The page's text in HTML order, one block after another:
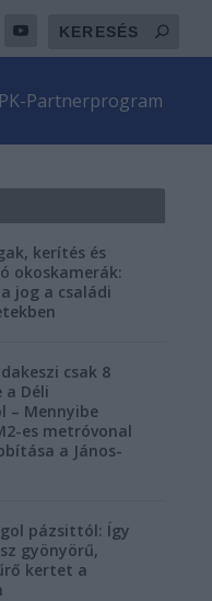
Partnerprogram
kerítés és
okoskamerák:
jog a családi
csak 8
a Déli
– Mennyibe
es metróvonal
a János-
pázsittól: Így
gyönyörű,
kertet a